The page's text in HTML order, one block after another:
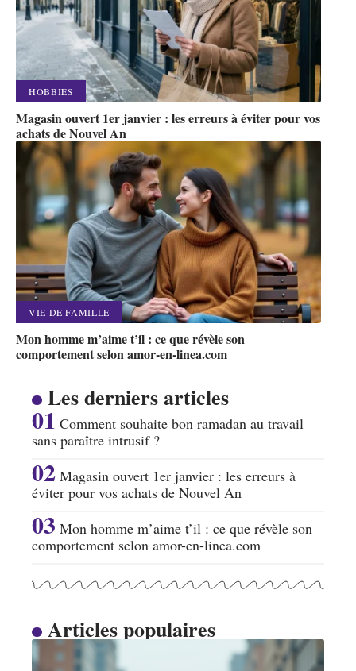
HOBBIES
Magasin ouvert 1er janvier : les erreurs à éviter pour vos
achats de Nouvel An
VIE DE FAMILLE
Mon homme m’aime t’il : ce que révèle son
comportement selon amor-en-linea.com
Les derniers articles
Comment souhaite bon ramadan au travail
sans paraître intrusif ?
Magasin ouvert 1er janvier : les erreurs à
éviter pour vos achats de Nouvel An
Mon homme m’aime t’il : ce que révèle son
comportement selon amor-en-linea.com
Articles populaires